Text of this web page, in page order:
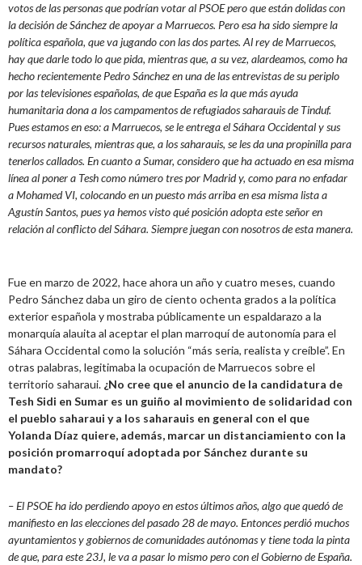
votos de las personas que podrían votar al PSOE pero que están dolidas con
la decisión de Sánchez de apoyar a Marruecos. Pero esa ha sido siempre la
política española, que va jugando con las dos partes. Al rey de Marruecos,
hay que darle todo lo que pida, mientras que, a su vez, alardeamos, como ha
hecho recientemente Pedro Sánchez en una de las entrevistas de su periplo
por las televisiones españolas, de que España es la que más ayuda
humanitaria dona a los campamentos de refugiados saharauis de Tinduf.
Pues estamos en eso: a Marruecos, se le entrega el Sáhara Occidental y sus
recursos naturales, mientras que, a los saharauis, se les da una propinilla para
tenerlos callados. En cuanto a Sumar, considero que ha actuado en esa misma
línea al poner a Tesh como número tres por Madrid y, como para no enfadar
a Mohamed VI, colocando en un puesto más arriba en esa misma lista a
Agustín Santos, pues ya hemos visto qué posición adopta este señor en
relación al conflicto del Sáhara. Siempre juegan con nosotros de esta manera.
Fue en marzo de 2022, hace ahora un año y cuatro meses, cuando
Pedro Sánchez daba un giro de ciento ochenta grados a la política
exterior española y mostraba públicamente un espaldarazo a la
monarquía alauita al aceptar el plan marroquí de autonomía para el
Sáhara Occidental como la solución “más seria, realista y creíble”. En
otras palabras, legitimaba la ocupación de Marruecos sobre el
territorio saharaui. ¿No cree que el anuncio de la candidatura de
Tesh Sidi en Sumar es un guiño al movimiento de solidaridad con
el pueblo saharaui y a los saharauis en general con el que
Yolanda Díaz quiere, además, marcar un distanciamiento con la
posición promarroquí adoptada por Sánchez durante su
mandato?
– El PSOE ha ido perdiendo apoyo en estos últimos años, algo que quedó de
manifiesto en las elecciones del pasado 28 de mayo. Entonces perdió muchos
ayuntamientos y gobiernos de comunidades autónomas y tiene toda la pinta
de que, para este 23J, le va a pasar lo mismo pero con el Gobierno de España.